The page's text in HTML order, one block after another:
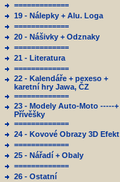
=============
19 - Nálepky + Alu. Loga
=============
20 - Nášivky + Odznaky
=============
21 - Literatura
=============
22 - Kalendáře + pexeso +
karetní hry Jawa, ČZ
=============
23 - Modely Auto-Moto -----+
Přívěšky
=============
24 - Kovové Obrazy 3D Efekt
=============
25 - Nářadí + Obaly
=============
26 - Ostatní